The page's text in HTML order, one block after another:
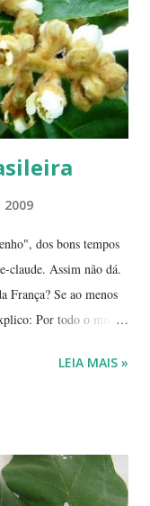
enfeitando su...
2009
dos bons tempos
claude. Assim não dá.
França? Se ao menos
Por todo o mundo
quantidade delas,
amo, claro. Em
todos os lugares, dos
LEIA MAIS »